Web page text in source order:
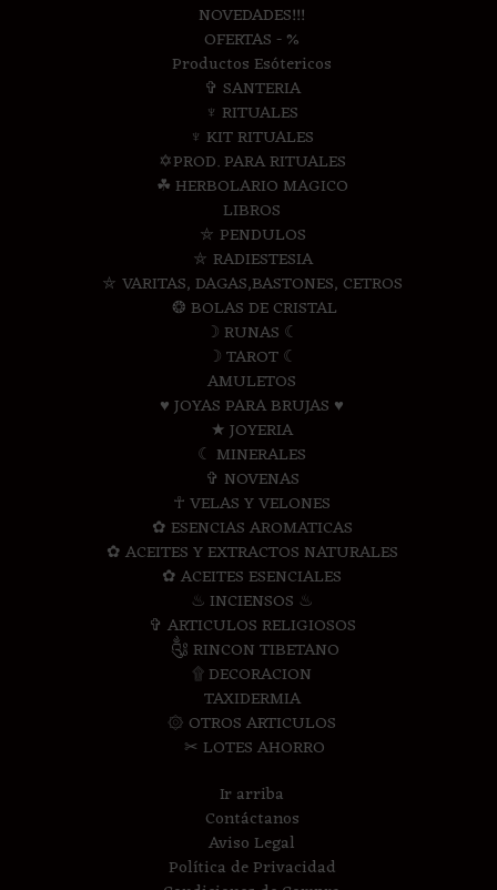
NOVEDADES!!!
OFERTAS - %
Productos Esótericos
✞ SANTERIA
♆ RITUALES
♆ KIT RITUALES
✡PROD. PARA RITUALES
☘ HERBOLARIO MAGICO
LIBROS
⛤ PENDULOS
⛤ RADIESTESIA
⛤ VARITAS, DAGAS,BASTONES, CETROS
❂ BOLAS DE CRISTAL
☽ RUNAS ☾
☽ TAROT ☾
AMULETOS
♥ JOYAS PARA BRUJAS ♥
★ JOYERIA
☾ MINERALES
✞ NOVENAS
☥ VELAS Y VELONES
✿ ESENCIAS AROMATICAS
✿ ACEITES Y EXTRACTOS NATURALES
✿ ACEITES ESENCIALES
♨ INCIENSOS ♨
✞ ARTICULOS RELIGIOSOS
༃ RINCON TIBETANO
۩ DECORACION
TAXIDERMIA
۞ OTROS ARTICULOS
✂ LOTES AHORRO
Ir arriba
Contáctanos
Aviso Legal
Política de Privacidad